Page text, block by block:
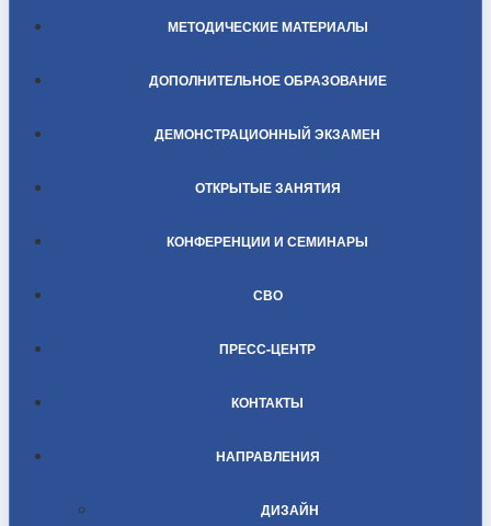
МЕТОДИЧЕСКИЕ МАТЕРИАЛЫ
ДОПОЛНИТЕЛЬНОЕ ОБРАЗОВАНИЕ
ДЕМОНСТРАЦИОННЫЙ ЭКЗАМЕН
ОТКРЫТЫЕ ЗАНЯТИЯ
КОНФЕРЕНЦИИ И СЕМИНАРЫ
СВО
ПРЕСС-ЦЕНТР
КОНТАКТЫ
НАПРАВЛЕНИЯ
ДИЗАЙН